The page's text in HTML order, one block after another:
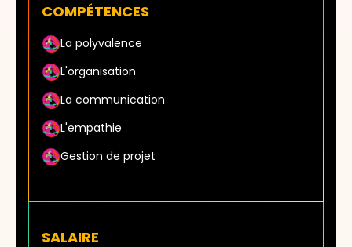
COMPÉTENCES
La polyvalence
L'organisation
La communication
L'empathie
Gestion de projet
SALAIRE